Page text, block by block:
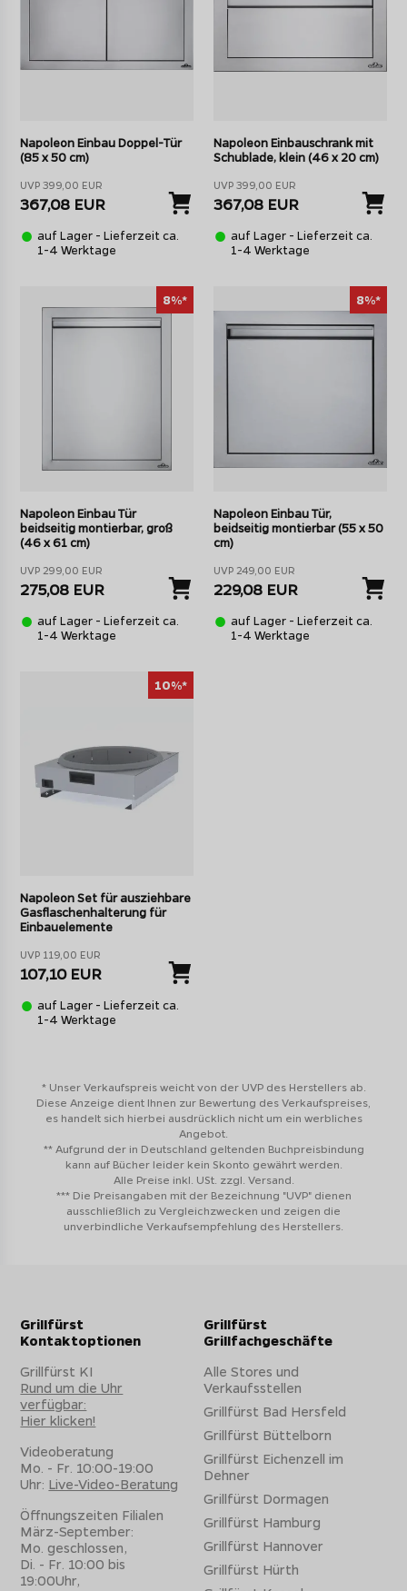
Napoleon Einbau Doppel-Tür
(85 x 50 cm)
UVP 399,00 EUR
367,08 EUR
auf Lager - Lieferzeit ca.
1-4 Werktage
Napoleon Einbauschrank mit
Schublade, klein (46 x 20 cm)
UVP 399,00 EUR
367,08 EUR
auf Lager - Lieferzeit ca.
1-4 Werktage
8%*
Napoleon Einbau Tür
beidseitig montierbar, groß
(46 x 61 cm)
UVP 299,00 EUR
275,08 EUR
auf Lager - Lieferzeit ca.
1-4 Werktage
8%*
Napoleon Einbau Tür,
beidseitig montierbar (55 x 50
cm)
UVP 249,00 EUR
229,08 EUR
auf Lager - Lieferzeit ca.
1-4 Werktage
10%*
Napoleon Set für ausziehbare
Gasflaschenhalterung für
Einbauelemente
UVP 119,00 EUR
107,10 EUR
auf Lager - Lieferzeit ca.
1-4 Werktage
* Unser Verkaufspreis weicht von der UVP des Herstellers ab.
Diese Anzeige dient Ihnen zur Bewertung des Verkaufspreises,
es handelt sich hierbei ausdrücklich nicht um ein werbliches
Angebot.
** Aufgrund der in Deutschland geltenden Buchpreisbindung
kann auf Bücher leider kein Skonto gewährt werden.
Alle Preise inkl. USt. zzgl. Versand.
*** Die Preisangaben mit der Bezeichnung "UVP" dienen
ausschließlich zu Vergleichzwecken und zeigen die
unverbindliche Verkaufsempfehlung des Herstellers.
Grillfürst
Kontaktoptionen
Grillfürst KI
Rund um die Uhr
verfügbar:
Hier klicken!
Videoberatung
Mo. - Fr. 10:00-19:00
Uhr: Live-Video-Beratung
Öffnungszeiten Filialen
März-September:
Mo. geschlossen,
Di. - Fr. 10:00 bis
19:00Uhr,
Grillfürst
Grillfachgeschäfte
Alle Stores und
Verkaufsstellen
Grillfürst Bad Hersfeld
Grillfürst Büttelborn
Grillfürst Eichenzell im
Dehner
Grillfürst Dormagen
Grillfürst Hamburg
Grillfürst Hannover
Grillfürst Hürth